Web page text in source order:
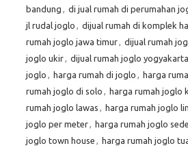
bandung , di jual rumah di perumahan
jl rudal joglo , dijual rumah di komplek
rumah joglo jawa timur, dijual rumah
joglo ukir, dijual rumah joglo yogyakarta
joglo , harga rumah di joglo , harga
rumah joglo di solo , harga rumah joglo
rumah joglo lawas , harga rumah joglo
joglo per meter, harga rumah joglo
joglo town house , harga rumah joglo